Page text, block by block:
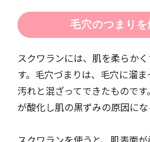
毛穴のつまりを
スクワランには、肌を柔らか
す。毛穴づまりは、毛穴に溜
汚れと混ざってできたもので
が酸化し肌の黒ずみの原因にな